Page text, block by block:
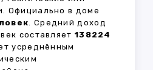
Официально в доме
. Средний доход
составляет 138224
усреднённым